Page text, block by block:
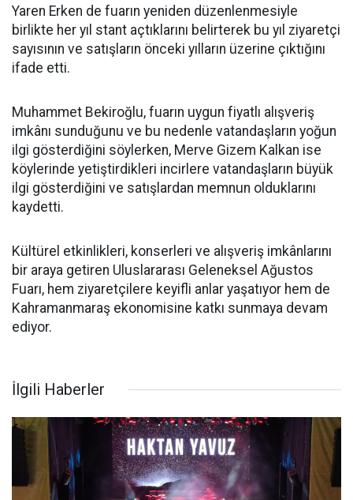
Yaren Erken de fuarın yeniden düzenlenmesiyle
birlikte her yıl stant açtıklarını belirterek bu yıl ziyaretçi
sayısının ve satışların önceki yılların üzerine çıktığını
ifade etti.
Muhammet Bekiroğlu, fuarın uygun fiyatlı alışveriş
imkânı sunduğunu ve bu nedenle vatandaşların yoğun
ilgi gösterdiğini söylerken, Merve Gizem Kalkan ise
köylerinde yetiştirdikleri incirlere vatandaşların büyük
ilgi gösterdiğini ve satışlardan memnun olduklarını
kaydetti.
Kültürel etkinlikleri, konserleri ve alışveriş imkânlarını
bir araya getiren Uluslararası Geleneksel Ağustos
Fuarı, hem ziyaretçilere keyifli anlar yaşatıyor hem de
Kahramanmaraş ekonomisine katkı sunmaya devam
ediyor.
İlgili Haberler